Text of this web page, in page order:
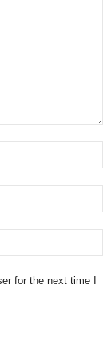
for the next time I